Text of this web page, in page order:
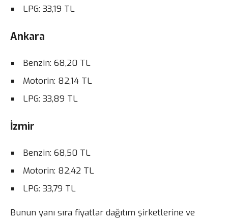
LPG: 33,19 TL
Ankara
Benzin: 68,20 TL
Motorin: 82,14 TL
LPG: 33,89 TL
İzmir
Benzin: 68,50 TL
Motorin: 82,42 TL
LPG: 33,79 TL
Bunun yanı sıra fiyatlar dağıtım şirketlerine ve